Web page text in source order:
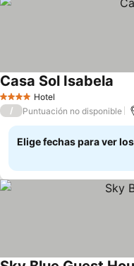
4 EstrellasHotel
Casa Sol Isabela
/ Puntuación no disponible
Elige fechas para ver